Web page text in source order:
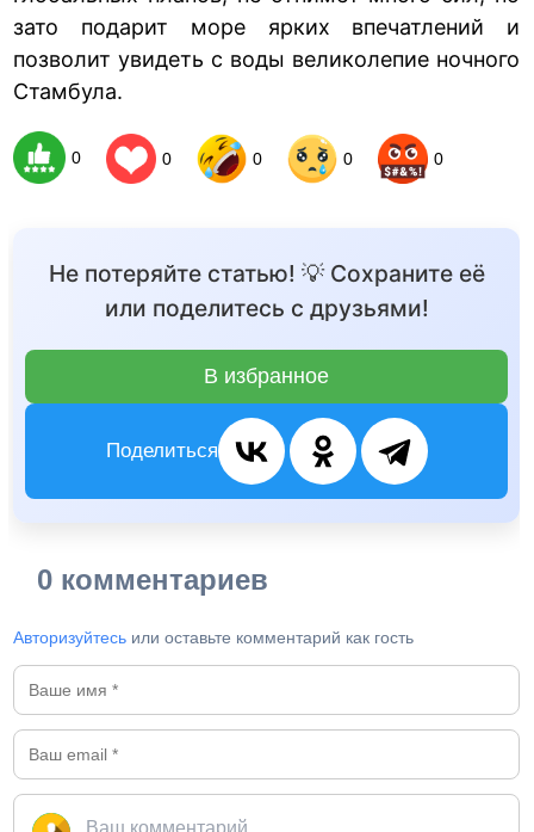
зато подарит море ярких впечатлений и
позволит увидеть с воды великолепие ночного
Стамбула.
0 0 0 0 0
Не потеряйте статью! 💡 Сохраните её
или поделитесь с друзьями!
В избранное
Поделиться
0 комментариев
Авторизуйтесь или оставьте комментарий как гость